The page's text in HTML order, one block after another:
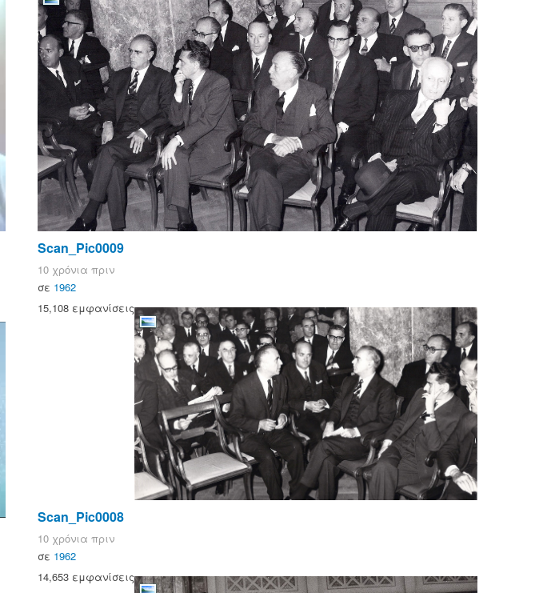
Scan_Pic0009
10 χρόνια πριν
σε 1962
15,108 εμφανίσεις
Scan_Pic0008
10 χρόνια πριν
σε 1962
14,653 εμφανίσεις